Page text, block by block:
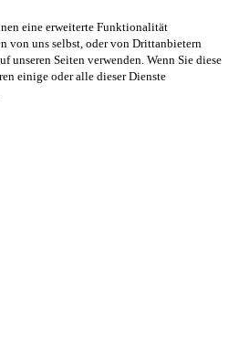
eine erweiterte Funktionalität
von uns selbst, oder von Drittanbietern
unseren Seiten verwenden. Wenn Sie diese
einige oder alle dieser Dienste